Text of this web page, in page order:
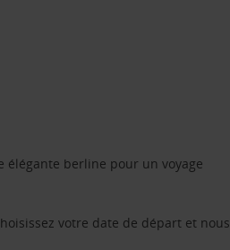
élégante berline pour un voyage
votre date de départ et nous